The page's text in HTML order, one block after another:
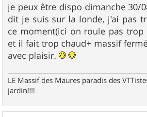
s
s
a
g
e
je peux être dispo dimanche 30/
dit je suis sur la londe, j'ai pas
ce moment(ici on roule pas trop
et il fait trop chaud+ massif
avec plaisir.
LE Massif des Maures paradis des
jardin!!!!